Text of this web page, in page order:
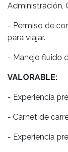
Administración,
- Permiso de
para viajar.
- Manejo fluido
VALORABLE:
- Experiencia
- Carnet de
- Experiencia